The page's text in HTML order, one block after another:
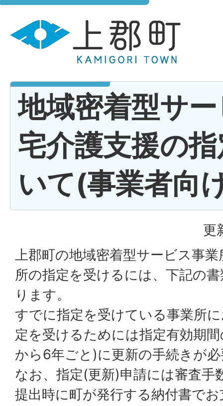
地域密着型サ
宅介護支援の
いて(事業者向
更
上郡町の地域密着型サービス事
所の指定を受けるには、下記の
ります。
すでに指定を受けている事業所
定を受けるためには指定有効期
から6年ごと)に更新の手続きが
なお、指定(更新)申請には審査手
提出時に町が発行する納付書で